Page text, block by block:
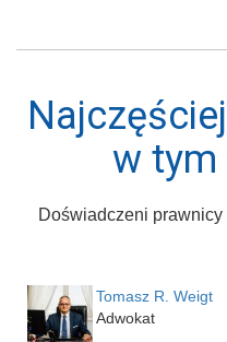
w tym
Doświadczeni prawnicy
Tomasz R. Weigt
Adwokat